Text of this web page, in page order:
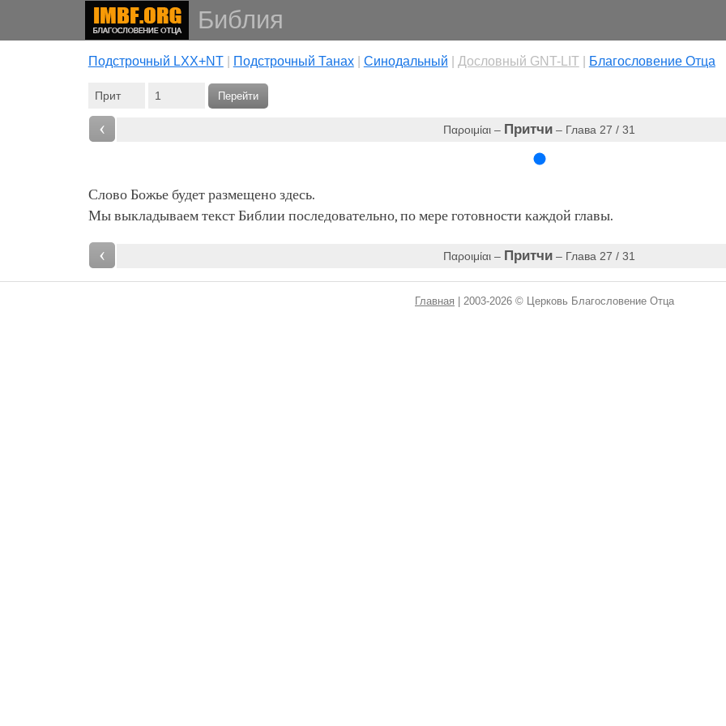
Библия
Подстрочный LXX+NT| Подстрочный Танах| Cинодальный Дословный GNT-LIT| Благословение Отца
Перейти
‹ Παροιμίαι – Притчи– Глава 27 / 31
Слово Божье будет размещено здесь.
Мы выкладываем текст Библии последовательно, по мере готовности каждой главы.
‹ Παροιμίαι – Притчи– Глава 27 / 31
Главная | 2003-2026 © Церковь Благословение Отца